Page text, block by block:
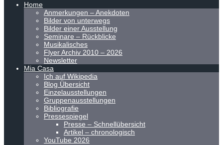
Home
Anmerkungen – Anekdoten
Bilder von unterwegs
Bilder einer Ausstellung
Seminare – Rückblicke
Musikalisches
Flyer Archiv 2010 – 2026
Newsletter
Mia Casa
Ich auf Wikipedia
Blog Übersicht
Einzelausstellungen
Gruppenausstellungen
Bibliografie
Pressespiegel
Presse – Schnellübersicht
Artikel – chronologisch
YouTube 2026